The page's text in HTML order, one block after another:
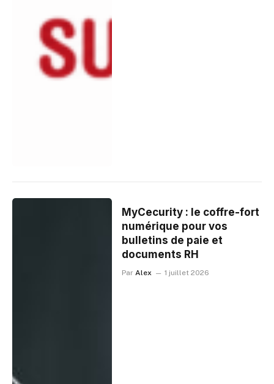
MyCecurity : le coffre-fort
numérique pour vos
bulletins de paie et
documents RH
Par Alex 1 juillet 2026